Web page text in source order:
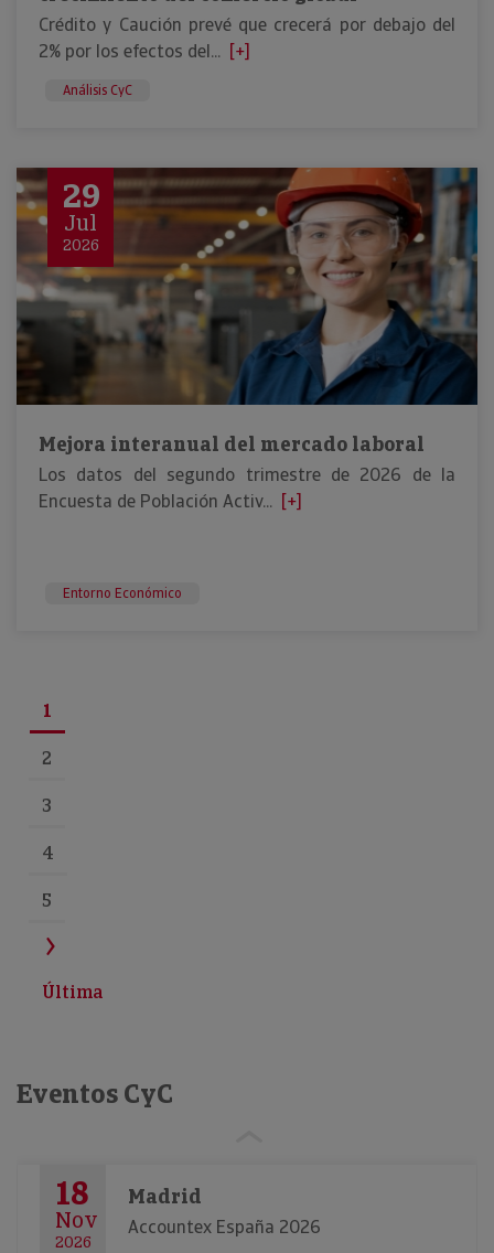
Crédito y Caución prevé que crecerá por debajo del
2% por los efectos del... [+]
Análisis CyC
29
Jul
2026
Mejora interanual del mercado laboral
Los datos del segundo trimestre de 2026 de la
Encuesta de Población Activ... [+]
Entorno Económico
1
2
3
4
5
Última
Eventos CyC
18
Nov
2026
Madrid
Accountex España 2026